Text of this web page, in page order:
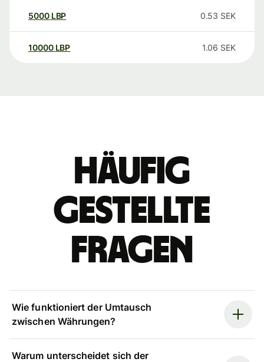
5000 LBP 0.53 SEK
10000 LBP 1.06 SEK
Häufig
gestellte
Fragen
Wie funktioniert der Umtausch
zwischen Währungen?
Warum unterscheidet sich der